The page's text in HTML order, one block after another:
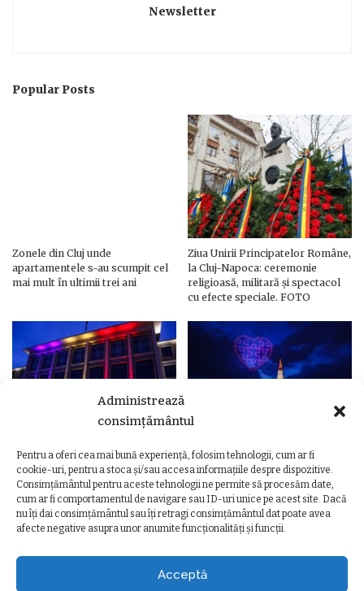
Administrează
consimțământul
Pentru a oferi cea mai bună experiență, folosim tehnologii, cum ar fi
cookie-uri, pentru a stoca și/sau accesa informațiile despre dispozitive.
Consimțământul pentru aceste tehnologii ne permite să procesăm date,
cum ar fi comportamentul de navigare sau ID-uri unice pe acest site. Dacă
nu îți dai consimțământul sau îți retragi consimțământul dat poate avea
afecte negative asupra unor anumite funcționalități și funcții.
Acceptă
Newsletter
Popular Posts
Zonele din Cluj unde
apartamentele s-au scumpit cel
mai mult în ultimii trei ani
Ziua Unirii Principatelor Române,
la Cluj-Napoca: ceremonie
religioasă, militară și spectacol
cu efecte speciale. FOTO
Ziua Unirii Principatelor Române
– Clădiri și poduri din Cluj,
iluminate în culorile drapelului
Ziua Unirii la Cluj-Napoca.
Programul complet al
evenimentelor